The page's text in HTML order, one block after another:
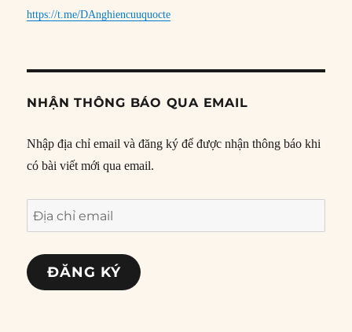
https://t.me/DAnghiencuuquocte
NHẬN THÔNG BÁO QUA EMAIL
Nhập địa chỉ email và đăng ký để được nhận thông báo khi
có bài viết mới qua email.
Địa
chỉ
email
ĐĂNG KÝ